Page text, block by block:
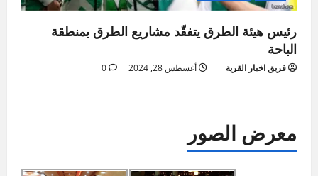
رئيس هيئة الطرق يتفقّد مشاريع الطرق بمنطقة
الباحة
فريق اخبار القرية أغسطس 28, 2024
معرض الصور